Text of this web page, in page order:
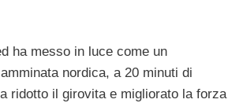
ha messo in luce come un
nordica, a 20 minuti di
ridotto il girovita e migliorato la forza